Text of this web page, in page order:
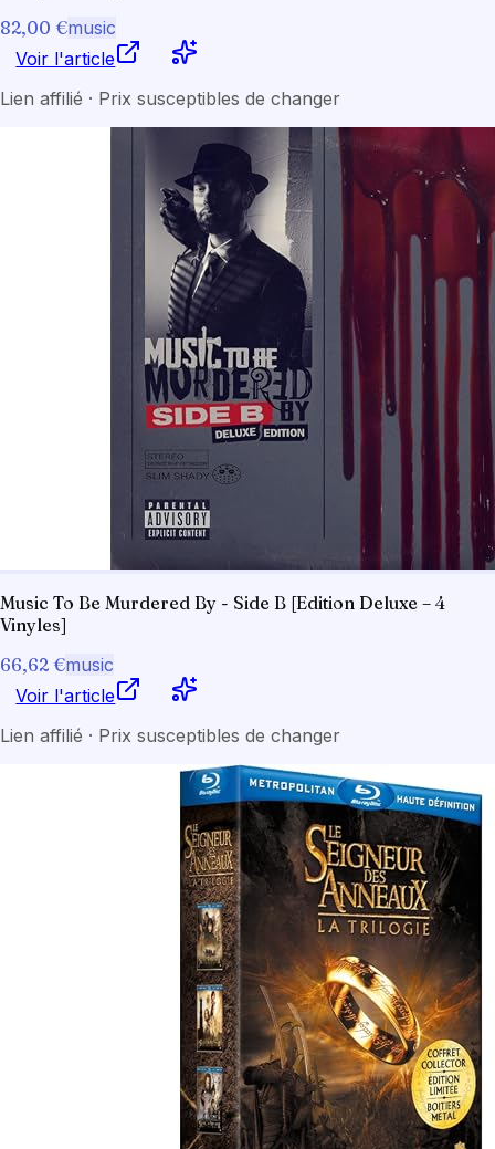
82,00 €music
Voir l'article
Lien affilié · Prix susceptibles de changer
Music To Be Murdered By - Side B [Edition Deluxe – 4
Vinyles]
66,62 €music
Voir l'article
Lien affilié · Prix susceptibles de changer